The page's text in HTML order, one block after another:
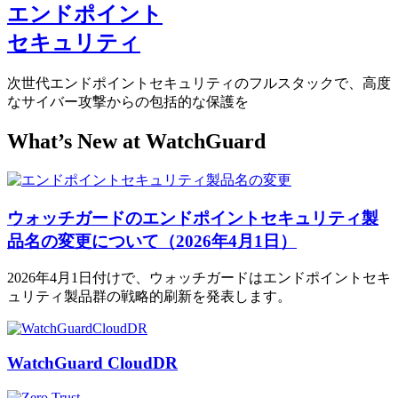
エンドポイント
セキュリティ
次世代エンドポイントセキュリティのフルスタックで、高度
なサイバー攻撃からの包括的な保護を
What’s New at WatchGuard
ウォッチガードのエンドポイントセキュリティ製
品名の変更について（2026年4月1日）
2026年4月1日付けで、ウォッチガードはエンドポイントセキ
ュリティ製品群の戦略的刷新を発表します。
WatchGuard CloudDR